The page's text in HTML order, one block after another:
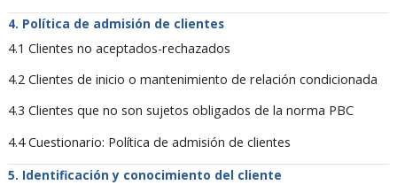
Política de admisión de clientes
4.1 Clientes no aceptados-rechazados
4.2 Clientes de inicio o mantenimiento de relación condicionada
4.3 Clientes que no son sujetos obligados de la norma PBC
4.4 Cuestionario: Política de admisión de clientes
Identificación y conocimiento del cliente